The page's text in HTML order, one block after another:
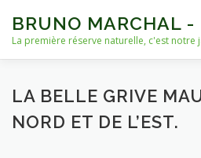
contenu
BRUNO MARCHAL
La première réserve naturelle, c'est notre
ACCUEIL VIES D’OISEAUX
LA BELLE GRIVE
NORD ET DE L’EST.